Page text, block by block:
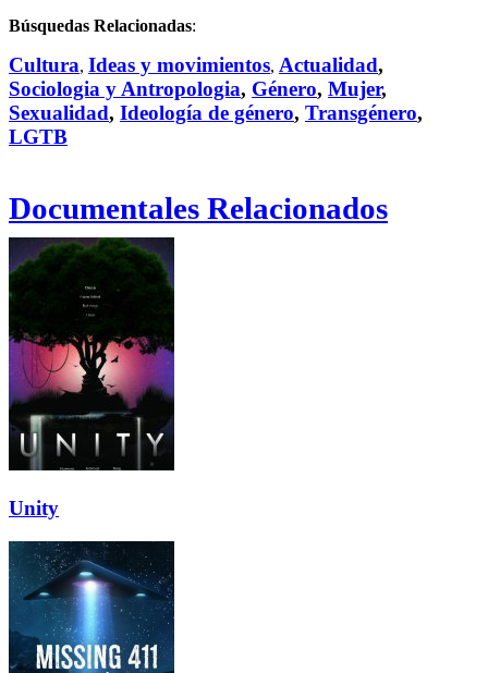
Búsquedas Relacionadas:
Cultura, Ideas y movimientos, Actualidad,
Sociologia y Antropologia, Género, Mujer,
Sexualidad, Ideología de género, Transgénero,
LGTB
Documentales Relacionados
Unity